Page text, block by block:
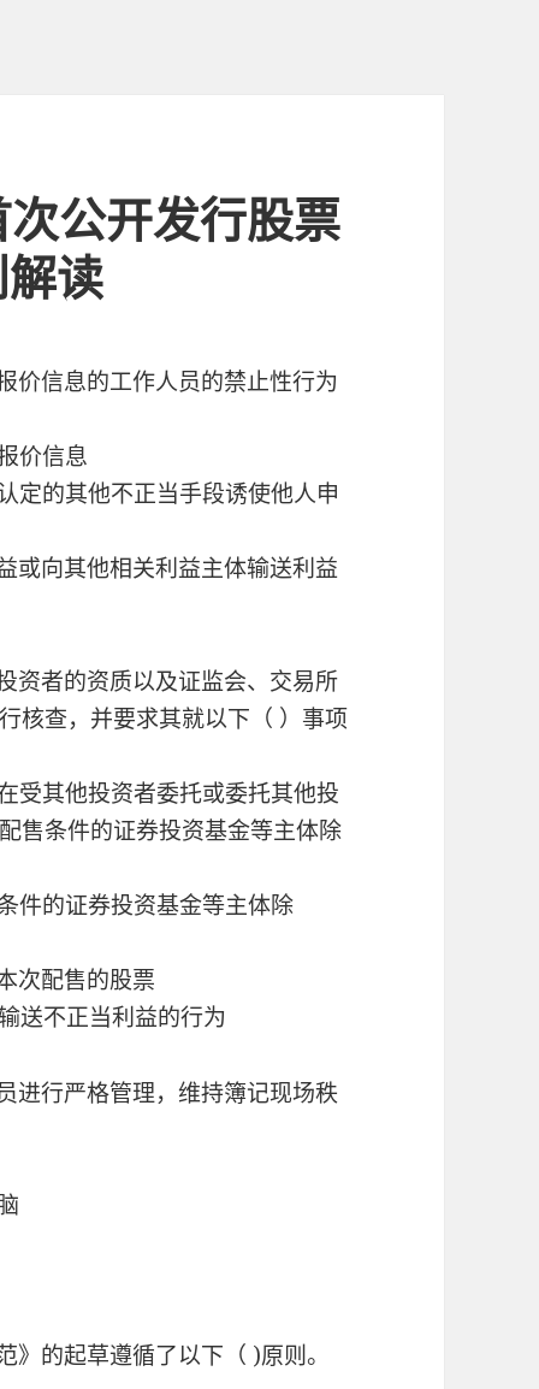
公开发行股票
读
价信息的工作人员的禁止性行为
价信息
定的其他不正当手段诱使他人申
或向其他相关利益主体输送利益
资者的资质以及证监会、交易所
核查，并要求其就以下（ ）事项
受其他投资者委托或委托其他投
售条件的证券投资基金等主体除
件的证券投资基金等主体除
次配售的股票
送不正当利益的行为
进行严格管理，维持簿记现场秩
的起草遵循了以下（ )原则。